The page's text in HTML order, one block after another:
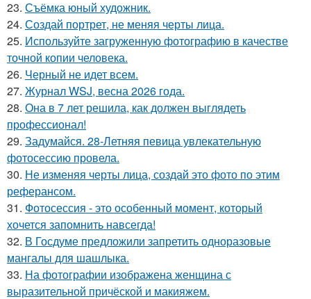
23. Съёмка юный художник.
24. Создай портрет, не меняя черты лица.
25. Используйте загруженную фотографию в качестве
точной копии человека.
26. Черный не идет всем.
27. Журнал WSJ, весна 2026 года.
28. Она в 7 лет решила, как должен выглядеть
профессионал!
29. Задумайся. 28-Летняя певица увлекательную
фотосессию провела.
30. Не изменяя черты лица, создай это фото по этим
реферансом.
31. Фотосессия - это особенный момент, который
хочется запомнить навсегда!
32. В Госдуме предложили запретить одноразовые
мангалы для шашлыка.
33. На фотографии изображена женщина с
выразительной причёской и макияжем.